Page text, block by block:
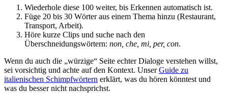
Wiederhole diese 100 weiter, bis Erkennen automatisch ist.
Füge 20 bis 30 Wörter aus einem Thema hinzu (Restaurant,
Transport, Arbeit).
Höre kurze Clips und suche nach den
Überschneidungswörtern: non, che, mi, per, con.
Wenn du auch die „würzige“ Seite echter Dialoge verstehen willst,
sei vorsichtig und achte auf den Kontext. UnserGuide zu
italienischen Schimpfwörtern erklärt, was du hören könntest und
was du besser nicht nachsprichst.